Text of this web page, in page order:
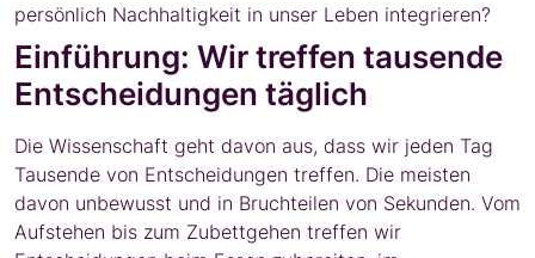
persönlich Nachhaltigkeit in unser Leben integrieren?
Einführung: Wir treffen tausende
Entscheidungen täglich
Die Wissenschaft geht davon aus, dass wir jeden Tag
Tausende von Entscheidungen treffen. Die meisten
davon unbewusst und in Bruchteilen von Sekunden. Vom
Aufstehen bis zum Zubettgehen treffen wir